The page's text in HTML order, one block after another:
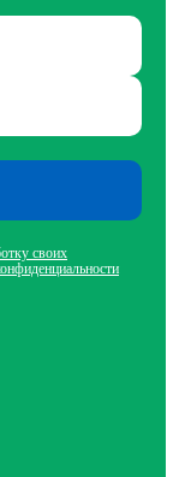
своих